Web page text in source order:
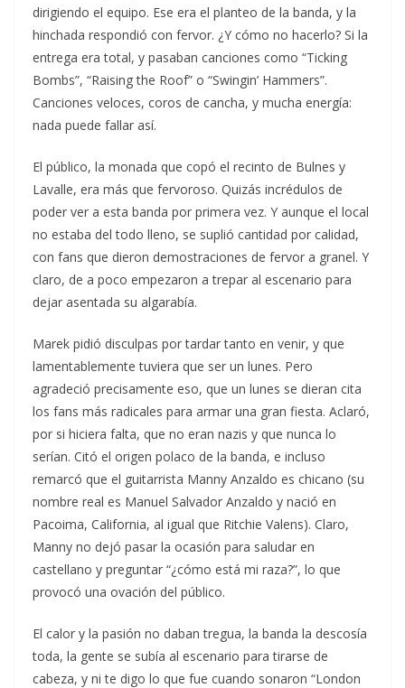
dirigiendo el equipo. Ese era el planteo de la banda, y la
hinchada respondió con fervor. ¿Y cómo no hacerlo? Si la
entrega era total, y pasaban canciones como “Ticking
Bombs”, “Raising the Roof” o “Swingin’ Hammers”.
Canciones veloces, coros de cancha, y mucha energía:
nada puede fallar así.
El público, la monada que copó el recinto de Bulnes y
Lavalle, era más que fervoroso. Quizás incrédulos de
poder ver a esta banda por primera vez. Y aunque el local
no estaba del todo lleno, se suplió cantidad por calidad,
con fans que dieron demostraciones de fervor a granel. Y
claro, de a poco empezaron a trepar al escenario para
dejar asentada su algarabía.
Marek pidió disculpas por tardar tanto en venir, y que
lamentablemente tuviera que ser un lunes. Pero
agradeció precisamente eso, que un lunes se dieran cita
los fans más radicales para armar una gran fiesta. Aclaró,
por si hiciera falta, que no eran nazis y que nunca lo
serían. Citó el origen polaco de la banda, e incluso
remarcó que el guitarrista Manny Anzaldo es chicano (su
nombre real es Manuel Salvador Anzaldo y nació en
Pacoima, California, al igual que Ritchie Valens). Claro,
Manny no dejó pasar la ocasión para saludar en
castellano y preguntar “¿cómo está mi raza?”, lo que
provocó una ovación del público.
El calor y la pasión no daban tregua, la banda la descosía
toda, la gente se subía al escenario para tirarse de
cabeza, y ni te digo lo que fue cuando sonaron “London